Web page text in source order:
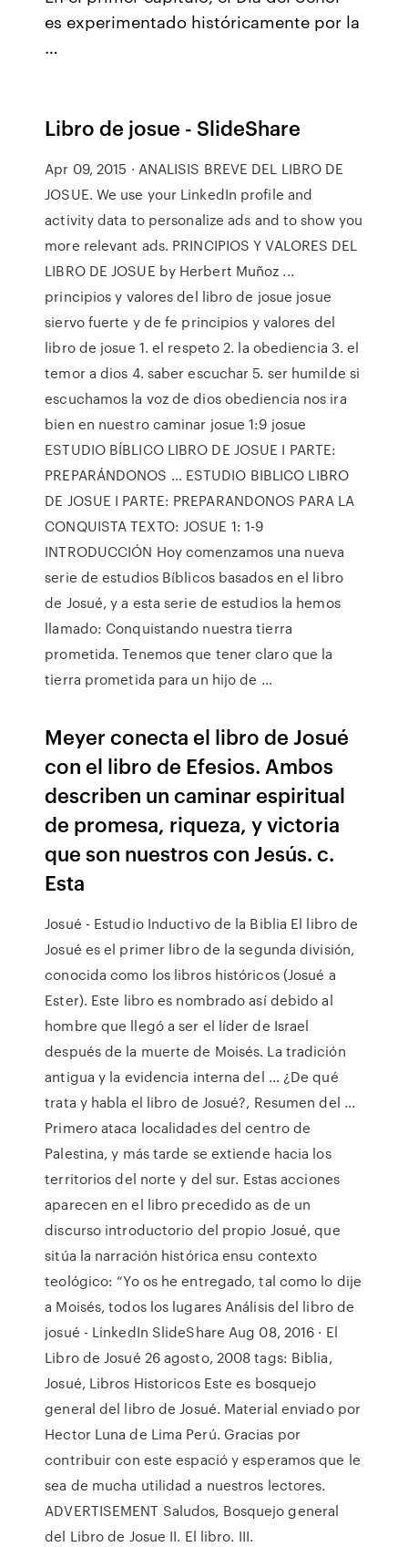
es experimentado históricamente por la
…
Libro de josue - SlideShare
Apr 09, 2015 · ANALISIS BREVE DEL LIBRO DE
JOSUE. We use your LinkedIn profile and
activity data to personalize ads and to show you
more relevant ads. PRINCIPIOS Y VALORES DEL
LIBRO DE JOSUE by Herbert Muñoz ...
principios y valores del libro de josue josue
siervo fuerte y de fe principios y valores del
libro de josue 1. el respeto 2. la obediencia 3. el
temor a dios 4. saber escuchar 5. ser humilde si
escuchamos la voz de dios obediencia nos ira
bien en nuestro caminar josue 1:9 josue
ESTUDIO BÍBLICO LIBRO DE JOSUE I PARTE:
PREPARÁNDONOS … ESTUDIO BIBLICO LIBRO
DE JOSUE I PARTE: PREPARANDONOS PARA LA
CONQUISTA TEXTO: JOSUE 1: 1-9
INTRODUCCIÓN Hoy comenzamos una nueva
serie de estudios Bíblicos basados en el libro
de Josué, y a esta serie de estudios la hemos
llamado: Conquistando nuestra tierra
prometida. Tenemos que tener claro que la
tierra prometida para un hijo de …
Meyer conecta el libro de Josué
con el libro de Efesios. Ambos
describen un caminar espiritual
de promesa, riqueza, y victoria
que son nuestros con Jesús. c.
Esta
Josué - Estudio Inductivo de la Biblia El libro de
Josué es el primer libro de la segunda división,
conocida como los libros históricos (Josué a
Ester). Este libro es nombrado así debido al
hombre que llegó a ser el líder de Israel
después de la muerte de Moisés. La tradición
antigua y la evidencia interna del … ¿De qué
trata y habla el libro de Josué?, Resumen del ...
Primero ataca localidades del centro de
Palestina, y más tarde se extiende hacia los
territorios del norte y del sur. Estas acciones
aparecen en el libro precedido as de un
discurso introductorio del propio Josué, que
sitúa la narración histórica ensu contexto
teológico: “Yo os he entregado, tal como lo dije
a Moisés, todos los lugares Análisis del libro de
josué - LinkedIn SlideShare Aug 08, 2016 · El
Libro de Josué 26 agosto, 2008 tags: Biblia,
Josué, Libros Historicos Este es bosquejo
general del libro de Josué. Material enviado por
Hector Luna de Lima Perú. Gracias por
contribuir con este espació y esperamos que le
sea de mucha utilidad a nuestros lectores.
ADVERTISEMENT Saludos, Bosquejo general
del Libro de Josue II. El libro. III.